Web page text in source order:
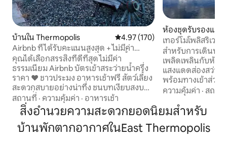
บ้านใน Thermopolis คะแนนเฉลี่ย 4.97 จาก 5, 170 รีวิว
4.97 (170)
Airbnb ที่ได้รับคะแนนสูงสุด + ไม่มีค่า
ธรรมเนียม | เหมาะอย่างยิ่ง | สัตว์เลี้ยง
คุณได้เลือกสรรสิ่งที่ดีที่สุด ไม่มีค่า
ธรรมเนียม Airbnb บัตรเข้าสระว่ายน้ำครึ่ง
ราคา ❤ ชาวประมง อาหารเช้าฟรี สัตว์เลี้ยง
สะดวกสบายอย่างน่าทึ่ง ชนบทเงียบสงบ
ทำเลที่สมบูรณ์แบบอยู่ห่างจากการผจญภัย
ทั้งหมดของคุณไม่ถึงนาที สะอาดระดับ 5
ดาว 3 ห้องนอน/เตียงควีนไซส์ 3 หรือ 4
เตียง ห้องน้ำ 2 ห้อง ชั้นเดียวสะดวกสบาย
อยู่ใกล้บ่อน้ำพุร้อนดรีมพูลส์มาก ล่องเรือได้
สถานที่ · ความคุ้มค่า · อาหารเช้า
ห้องชุดรับรองแขก
polis
เทอร์โมโพลิสริเวอ
สำหรับการเดินทา
เพลิดเพลินกับห้อง
แสงแดดส่องสว่าง
พร้อมทางเข้าส่ว
(เตียงควีนไซส์ 1 เตียง) จุดแวะพักที่
แบบสำหรับนักเดิ
เทตัน อุทยานเยลโ
Beartooth
เดินไปยังร้านอาห
ความคุ้มค่า · สถาน
สิ่งอำนวยความสะดวกยอดนิยมสำหรับ
บ้านพักตากอากาศในEast Thermopolis